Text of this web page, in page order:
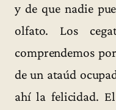
y de que nadie
olfato. Los
comprendemos
de un ataúd
ahí la felicidad.